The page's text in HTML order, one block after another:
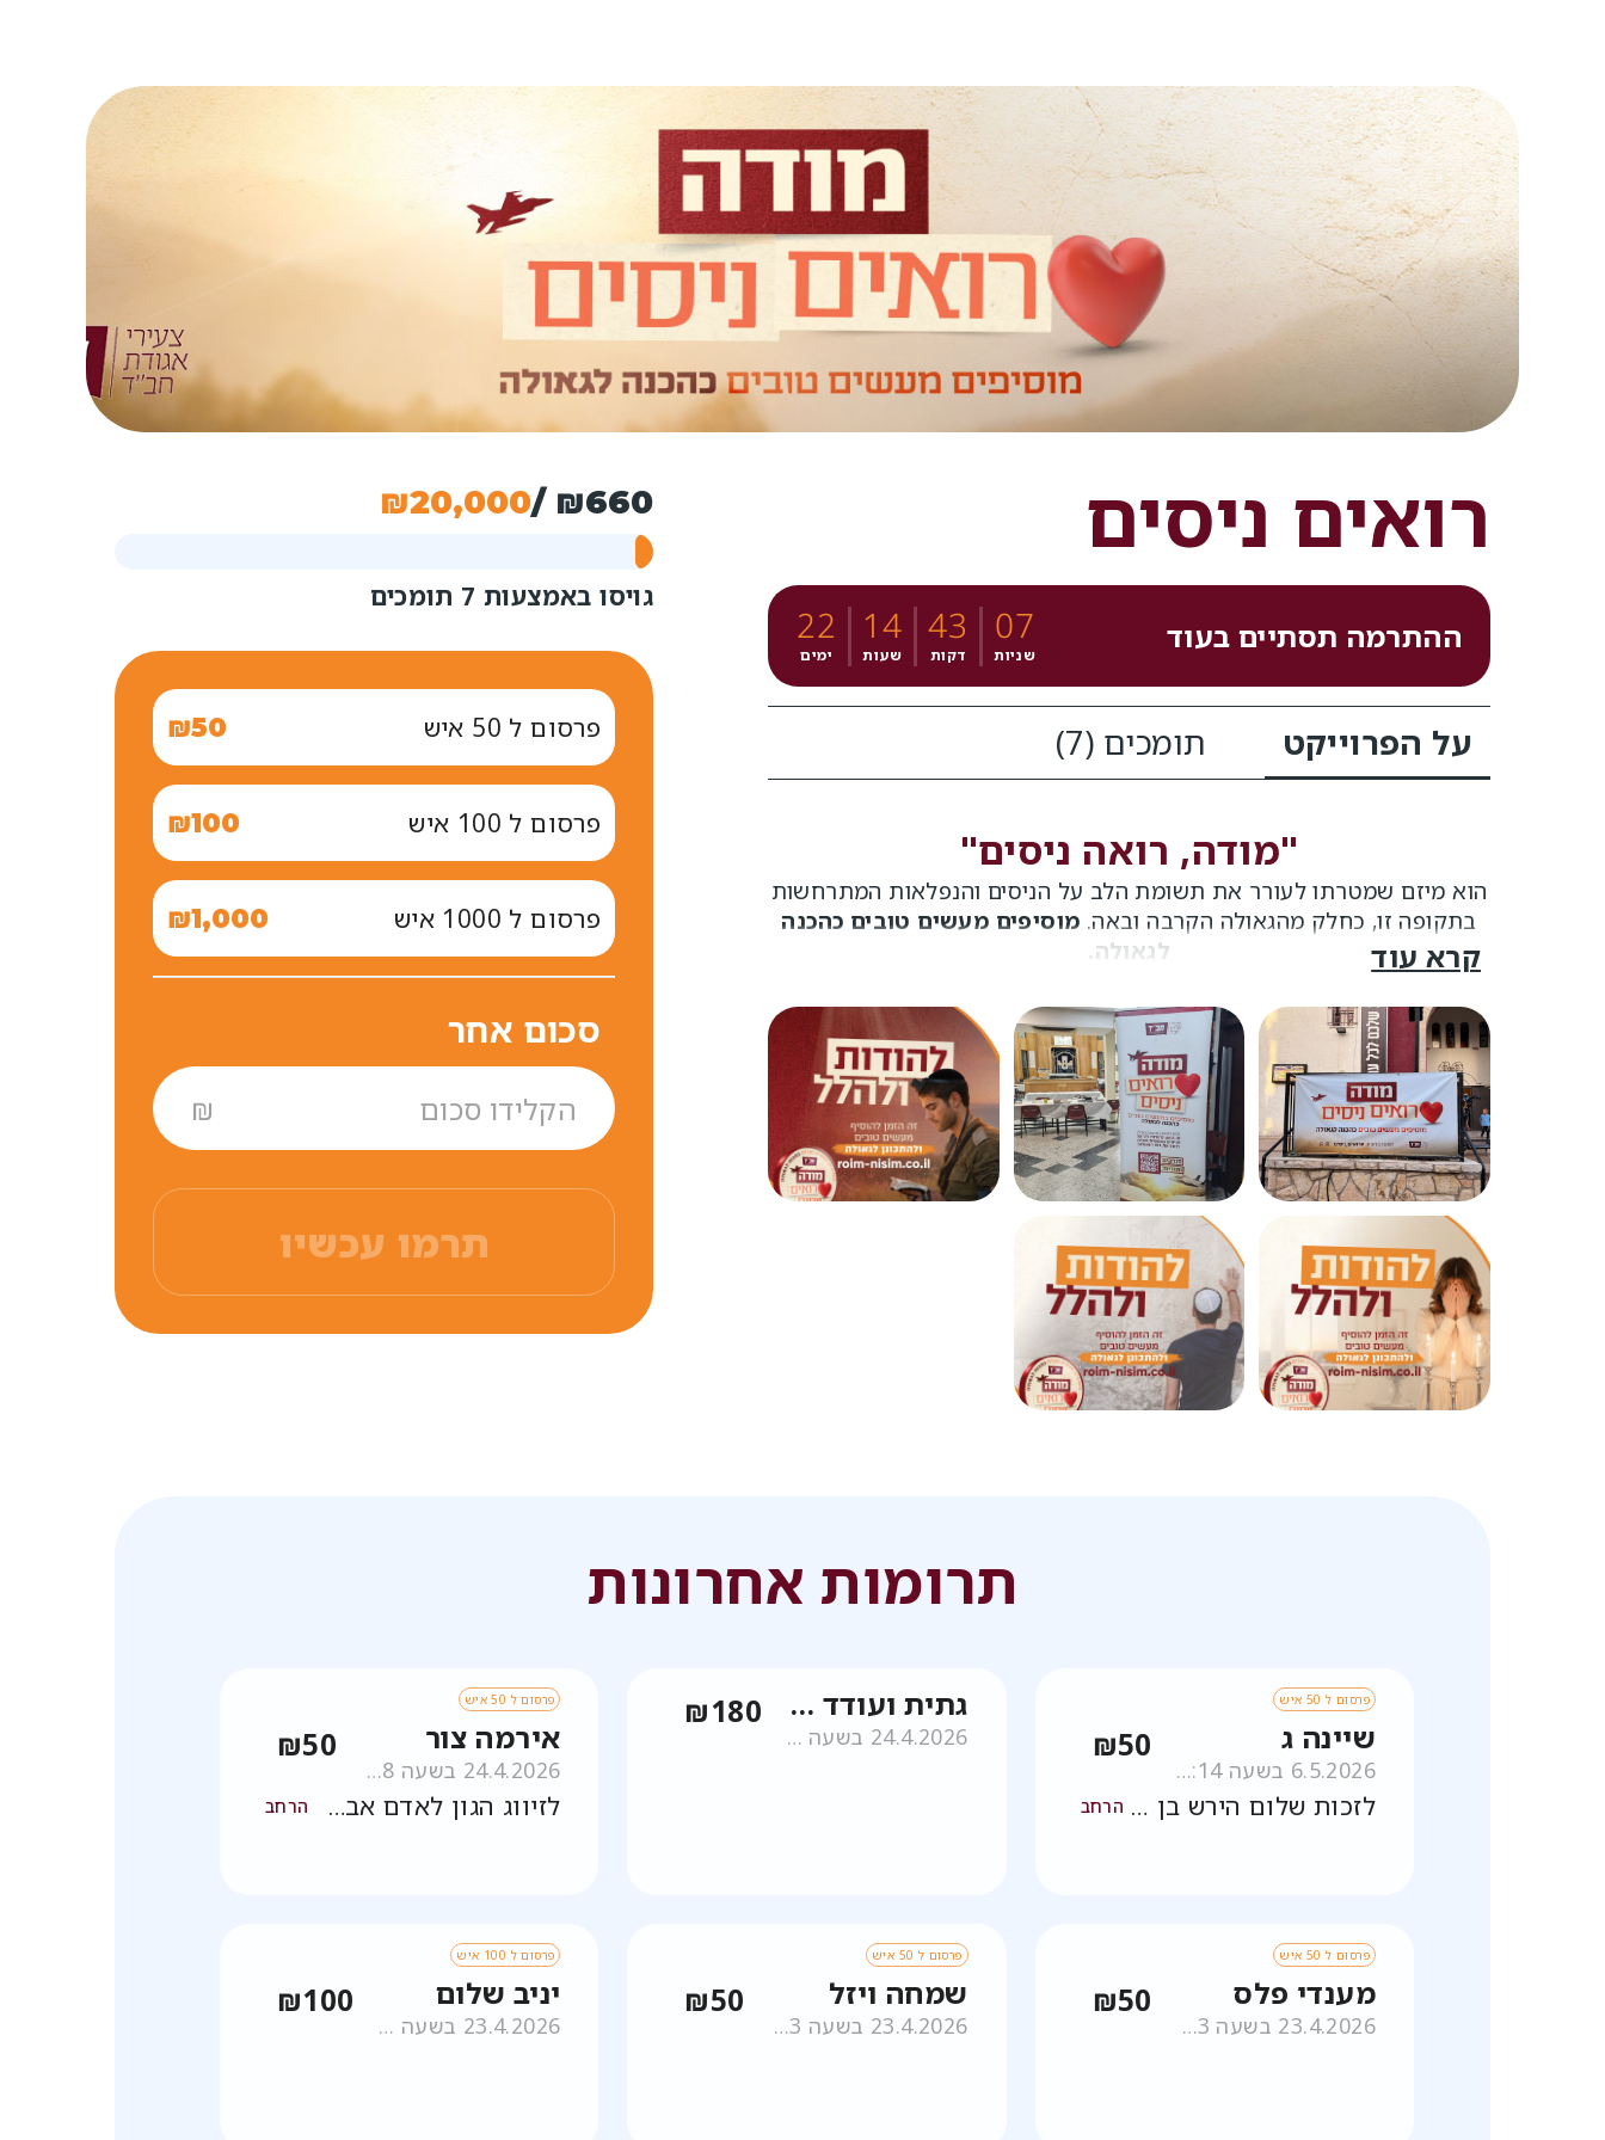
רואים ניסים
ההתרמה תסתיים בעוד 07
שניות
43
דקות
14
שעות
22
ימים
על הפרוייקט תומכים (7
)
"מודה, רואה ניסים"
הוא מיזם שמטרתו לעורר את תשומת הלב על הניסים והנפלאות המתרחשות
בתקופה זו, כחלק מהגאולה הקרבה ובאה. מוסיפים מעשים טובים כהכנה
לגאולה.
אנו מעוניינים לקדם את הקמפיין ברשת כדי להגיע עם הבשורה לכל
יהודי ויהודיה בארץ.
הקמפיין הוא יוזמה מהשטח ומבוסס על תרומות של אנשים אכפתיים
המאפשרים להפיץ את הבשורה הלאה.תרמו עכשיו וטלו חלק בזכות
הגדולה של הפצת ההודייה להשם ובשורת הגאולה!
יחד ניצור שיח אדיר של הודיה לה' ומסה של מעשים
טובים שיכריעו את הכף אל הגאולה
קרא עוד
₪660
/
₪20,000
גויסו באמצעות 7 תומכים
פרסום ל 50 איש ₪50
פרסום ל 100 איש ₪100
פרסום ל 1000 איש ₪1,000
סכום אחר
₪
תרמו עכשיו
תרומות אחרונות
פרסום ל 50 איש
שיינה ג
6.5.2026 בשעה 06:14
₪50
לזכות שלום הירש בן שיינה חיה הרחב
גתית ועודד שפירא
24.4.2026 בשעה 08:50
₪180 פרסום ל 50 איש
אירמה צור
24.4.2026 בשעה 08:48
₪50
לזיווג הגון לאדם אברהם בן אירמה שרה והצלחת ליאן בת אירמה הרחב
פרסום ל 50 איש
מענדי פלס
23.4.2026 בשעה 18:53
₪50
פרסום ל 50 איש
שמחה ויזל
23.4.2026 בשעה 11:23
₪50
פרסום ל 100 איש
יניב שלום
23.4.2026 בשעה 07:48
₪100